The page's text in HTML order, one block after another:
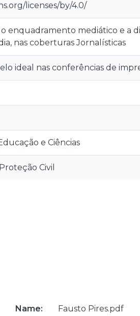
licenses/by/4.0/
o enquadramento mediático e a
nas coberturas Jornalísticas
ideal nas conferências de
e Ciências
Civil
Name:
Fausto Pires.pdf